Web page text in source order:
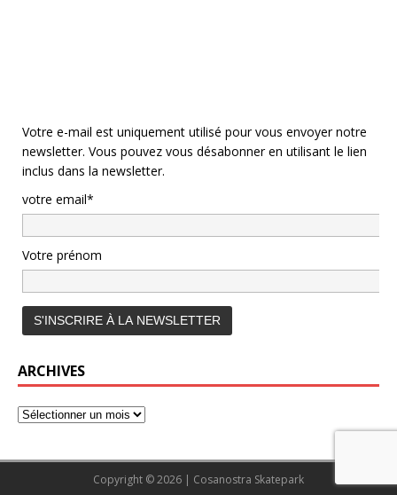
Votre e-mail est uniquement utilisé pour vous envoyer notre
newsletter. Vous pouvez vous désabonner en utilisant le lien
inclus dans la newsletter.
votre email*
Votre prénom
ARCHIVES
Copyright © 2026 | Cosanostra Skatepark